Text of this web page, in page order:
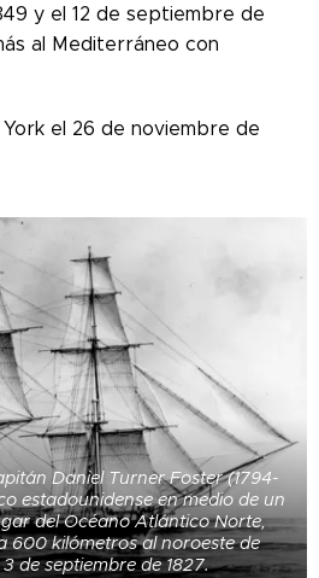
y el 12 de septiembre de
al Mediterráneo con
el 26 de noviembre de
Daniel Turner Foster (1794-
estadounidense en medio de un
del Océano Atlántico Norte,
600 kilómetros al noroeste de
de septiembre de 1827.